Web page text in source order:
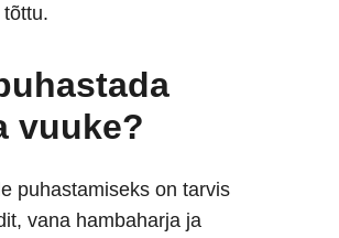
vuuke?
puhastamiseks on tarvis
vana hambaharja ja